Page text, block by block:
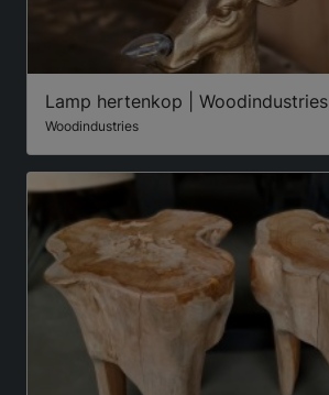
Lamp hertenkop | Woodindustries
Woodindustries